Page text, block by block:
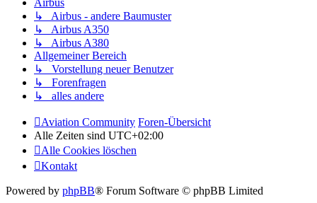
Airbus
↳ Airbus - andere Baumuster
↳ Airbus A350
↳ Airbus A380
Allgemeiner Bereich
↳ Vorstellung neuer Benutzer
↳ Forenfragen
↳ alles andere
Aviation Community Foren-Übersicht
Alle Zeiten sind UTC+02:00
Alle Cookies löschen
Kontakt
Powered by phpBB® Forum Software © phpBB Limited